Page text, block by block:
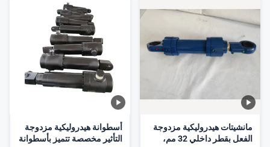
هيدروليكية مزدوجة
الفعل بقطر داخلي 32 مم،
أسطوانة هيدروليكية مزدوجة
التأثير مخصصة تتميز بأسطوانة